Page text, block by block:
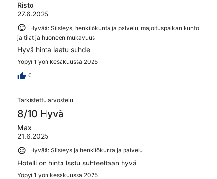
Risto
27.6.2025
Hyvää: Siisteys, henkilökunta ja palvelu, majoituspaikan kunto
ja tilat ja huoneen mukavuus
Hyvä hinta laatu suhde
Yöpyi 1 yön kesäkuussa 2025
0
Tarkistettu arvostelu
8/10 Hyvä
Max
21.6.2025
Hyvää: Siisteys ja henkilökunta ja palvelu
Hotelli on hinta lsstu suhteeltaan hyvä
Yöpyi 1 yön kesäkuussa 2025